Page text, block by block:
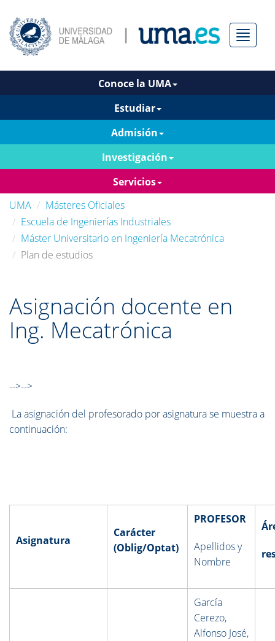
Menú
Conoce la UMA
Estudiar
Admisión
Investigación
Servicios
UMA
Másteres Oficiales
Escuela de Ingenierías Industriales
Máster Universitario en Ingeniería Mecatrónica
Plan de estudios
Asignación docente en
Ing. Mecatrónica
-->-->
La asignación del profesorado por asignatura se muestra a
continuación:
Asignatura
Carácter
(Oblig/Optat)
PROFESOR
Apellidos y
Nombre
García
Cerezo,
Alfonso José,